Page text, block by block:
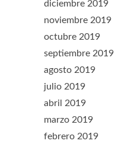
diciembre 2019
noviembre 2019
octubre 2019
septiembre 2019
agosto 2019
julio 2019
abril 2019
marzo 2019
febrero 2019